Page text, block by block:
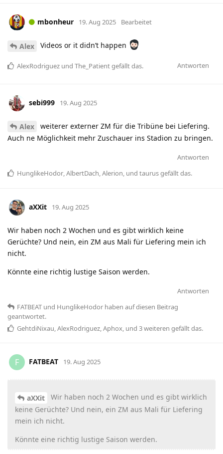
mbonheur 19. Aug 2025 Bearbeitet
Alex Videos or it didn’t happen
Antworten
AlexRodriguez und The_Patientgefällt das.
sebi999 19. Aug 2025
Alex
weiterer externer ZM für die Tribüne bei Liefering.
Auch ne Möglichkeit mehr Zuschauer ins Stadion zu bringen.
Antworten
HunglikeHodor,AlbertDach,Alerion, und taurusgefällt das.
aXXit 19. Aug 2025
Wir haben noch 2 Wochen und es gibt wirklich keine
Gerüchte? Und nein, ein ZM aus Mali für Liefering mein ich
nicht.
Könnte eine richtig lustige Saison werden.
Antworten
FATBEAT und HunglikeHodor haben auf diesen Beitrag
geantwortet.
GehtdiNixau,AlexRodriguez,Aphox, und 3weiteren gefällt das.
F FATBEAT 19. Aug 2025
aXXit
Wir haben noch 2 Wochen und es gibt wirklich
keine Gerüchte? Und nein, ein ZM aus Mali für Liefering
mein ich nicht.
Könnte eine richtig lustige Saison werden.